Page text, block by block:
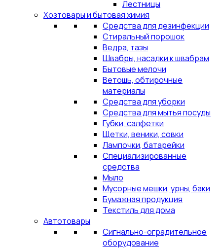
Лестницы
Хозтовары и бытовая химия
Средства для дезинфекции
Стиральный порошок
Ведра, тазы
Швабры, насадки к швабрам
Бытовые мелочи
Ветошь, обтирочные
материалы
Средства для уборки
Средства для мытья посуды
Губки, салфетки
Щетки, веники, совки
Лампочки, батарейки
Специализированные
средства
Мыло
Мусорные мешки, урны, баки
Бумажная продукция
Текстиль для дома
Автотовары
Сигнально-оградительное
оборудование